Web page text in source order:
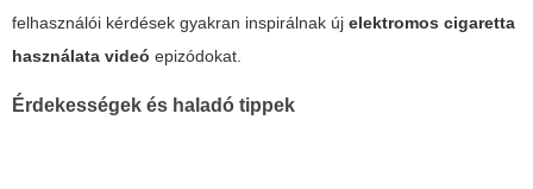
felhasználói kérdések gyakran inspirálnak új elektromos cigaretta
használata videó epizódokat.
Érdekességek és haladó tippek